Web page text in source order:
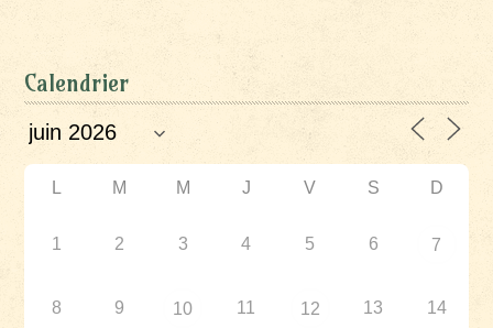
Calendrier
L M M J V S D
1 2 3 4 5 6 7
8 9 10 11 12 13 14